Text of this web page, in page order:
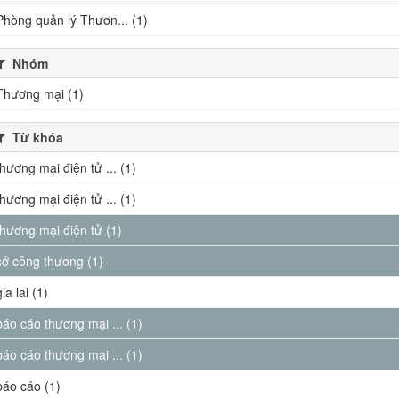
quản lý Thươn... (1)
Nhóm
mại (1)
Từ khóa
mại điện tử ... (1)
mại điện tử ... (1)
mại điện tử (1)
công thương (1)
lai (1)
cáo thương mại ... (1)
cáo thương mại ... (1)
cáo (1)